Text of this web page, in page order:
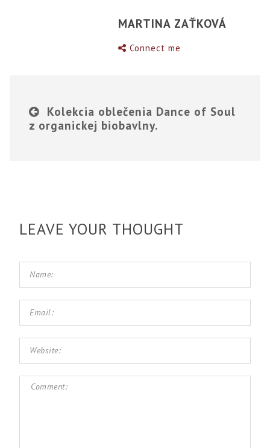
MARTINA ZAŤKOVÁ
Connect me
Kolekcia oblečenia Dance of Soul
z organickej biobavlny.
LEAVE YOUR THOUGHT